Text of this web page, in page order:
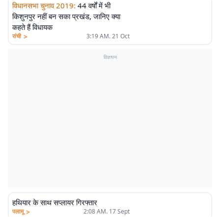
विधानसभा चुनाव 2019: 44 वर्षों में भी
किशुनपुर नहीं बन सका प्रखंड, जानिए क्या
कहते हैं विधायक
रांची > 3:19 AM. 21 Oct
विज्ञापन
हथियार के साथ सप्लायर गिरफ्तार
पलामू > 2:08 AM. 17 Sept